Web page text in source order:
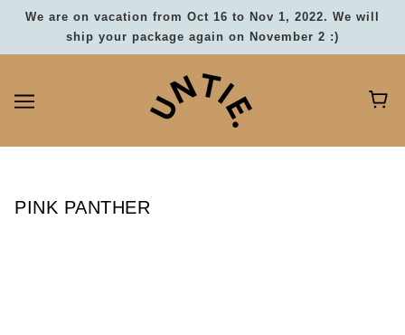
We are on vacation from Oct 16 to Nov 1, 2022. We will
ship your package again on November 2 :)
PINK PANTHER